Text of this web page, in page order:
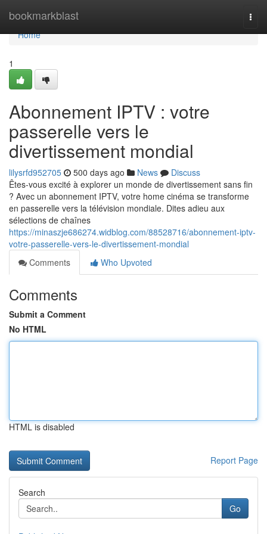
bookmarkblast
Home
Home
1
Abonnement IPTV : votre
passerelle vers le
divertissement mondial
lilysrfd952705 500 days ago News
Discuss
Êtes-vous excité à explorer un monde de divertissement sans fin
? Avec un abonnement IPTV, votre home cinéma se transforme
en passerelle vers la télévision mondiale. Dites adieu aux
sélections de chaînes
https://minaszje686274.widblog.com/88528716/abonnement-iptv-
votre-passerelle-vers-le-divertissement-mondial
Comments
Who Upvoted
Comments
Submit a Comment
No HTML
HTML is disabled
Report Page
Search
Go